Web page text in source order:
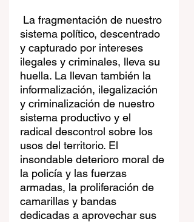
La fragmentación de nuestro
sistema político, descentrado
y capturado por intereses
ilegales y criminales, lleva su
huella. La llevan también la
informalización, ilegalización
y criminalización de nuestro
sistema productivo y el
radical descontrol sobre los
usos del territorio. El
insondable deterioro moral de
la policía y las fuerzas
armadas, la proliferación de
camarillas y bandas
dedicadas a aprovechar sus